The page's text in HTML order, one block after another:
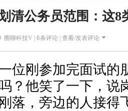
清公务员范围：这8
圈聊科技V | 6条评论 | 查看/发表评论
位刚参加完面试的
？他笑了一下，说
落，旁边的人接得